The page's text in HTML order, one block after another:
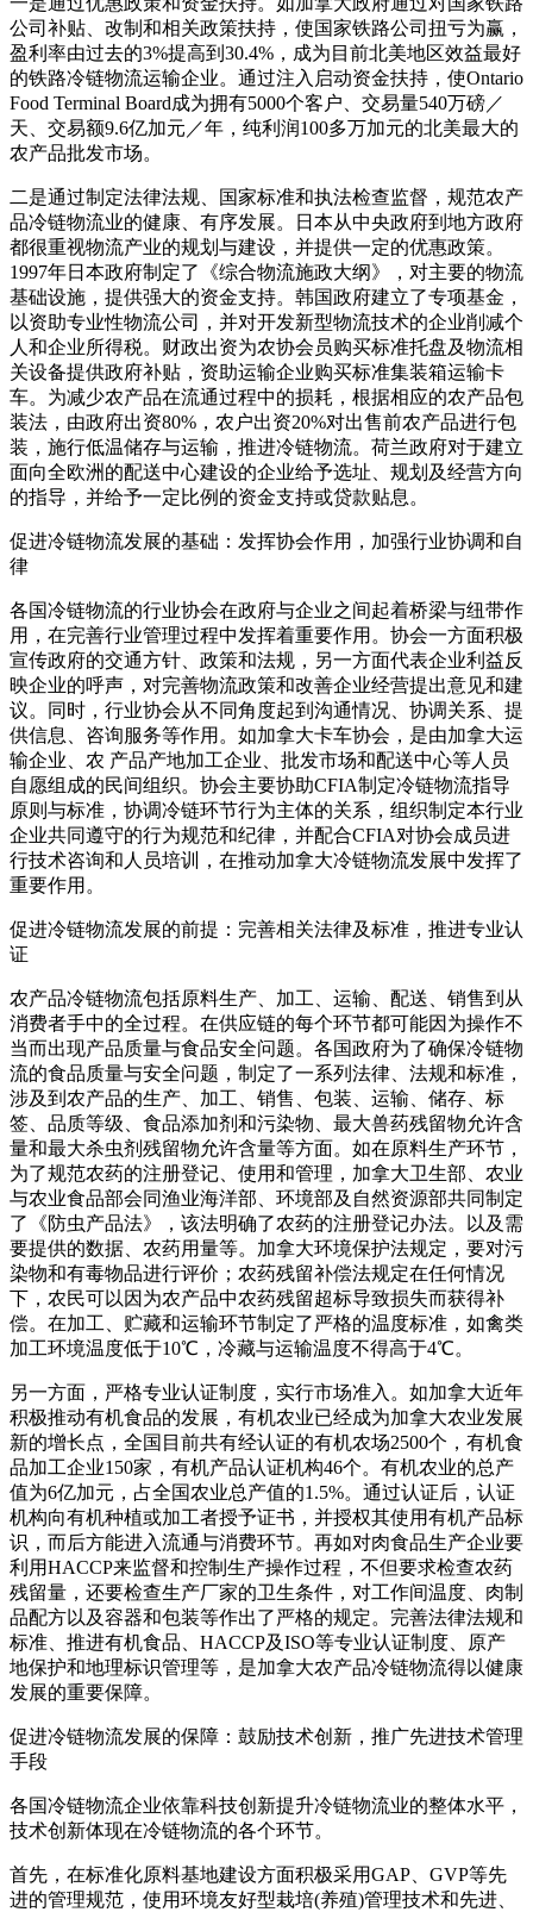
公司补贴、改制和相关政策扶持，使国家铁路公司扭亏为赢，
盈利率由过去的3%提高到30.4%，成为目前北美地区效益最好
的铁路冷链物流运输企业。通过注入启动资金扶持，使Ontario
Food Terminal Board成为拥有5000个客户、交易量540万磅／
天、交易额9.6亿加元／年，纯利润100多万加元的北美最大的
农产品批发市场。
二是通过制定法律法规、国家标准和执法检查监督，规范农产
品冷链物流业的健康、有序发展。日本从中央政府到地方政府
都很重视物流产业的规划与建设，并提供一定的优惠政策。
1997年日本政府制定了《综合物流施政大纲》，对主要的物流
基础设施，提供强大的资金支持。韩国政府建立了专项基金，
以资助专业性物流公司，并对开发新型物流技术的企业削减个
人和企业所得税。财政出资为农协会员购买标准托盘及物流相
关设备提供政府补贴，资助运输企业购买标准集装箱运输卡
车。为减少农产品在流通过程中的损耗，根据相应的农产品包
装法，由政府出资80%，农户出资20%对出售前农产品进行包
装，施行低温储存与运输，推进冷链物流。荷兰政府对于建立
面向全欧洲的配送中心建设的企业给予选址、规划及经营方向
的指导，并给予一定比例的资金支持或贷款贴息。
促进冷链物流发展的基础：发挥协会作用，加强行业协调和自
律
各国冷链物流的行业协会在政府与企业之间起着桥梁与纽带作
用，在完善行业管理过程中发挥着重要作用。协会一方面积极
宣传政府的交通方针、政策和法规，另一方面代表企业利益反
映企业的呼声，对完善物流政策和改善企业经营提出意见和建
议。同时，行业协会从不同角度起到沟通情况、协调关系、提
供信息、咨询服务等作用。如加拿大卡车协会，是由加拿大运
输企业、农 产品产地加工企业、批发市场和配送中心等人员
自愿组成的民间组织。协会主要协助CFIA制定冷链物流指导
原则与标准，协调冷链环节行为主体的关系，组织制定本行业
企业共同遵守的行为规范和纪律，并配合CFIA对协会成员进
行技术咨询和人员培训，在推动加拿大冷链物流发展中发挥了
重要作用。
促进冷链物流发展的前提：完善相关法律及标准，推进专业认
证
农产品冷链物流包括原料生产、加工、运输、配送、销售到从
消费者手中的全过程。在供应链的每个环节都可能因为操作不
当而出现产品质量与食品安全问题。各国政府为了确保冷链物
流的食品质量与安全问题，制定了一系列法律、法规和标准，
涉及到农产品的生产、加工、销售、包装、运输、储存、标
签、品质等级、食品添加剂和污染物、最大兽药残留物允许含
量和最大杀虫剂残留物允许含量等方面。如在原料生产环节，
为了规范农药的注册登记、使用和管理，加拿大卫生部、农业
与农业食品部会同渔业海洋部、环境部及自然资源部共同制定
了《防虫产品法》，该法明确了农药的注册登记办法。以及需
要提供的数据、农药用量等。加拿大环境保护法规定，要对污
染物和有毒物品进行评价；农药残留补偿法规定在任何情况
下，农民可以因为农产品中农药残留超标导致损失而获得补
偿。在加工、贮藏和运输环节制定了严格的温度标准，如禽类
加工环境温度低于10℃，冷藏与运输温度不得高于4℃。
另一方面，严格专业认证制度，实行市场准入。如加拿大近年
积极推动有机食品的发展，有机农业已经成为加拿大农业发展
新的增长点，全国目前共有经认证的有机农场2500个，有机食
品加工企业150家，有机产品认证机构46个。有机农业的总产
值为6亿加元，占全国农业总产值的1.5%。通过认证后，认证
机构向有机种植或加工者授予证书，并授权其使用有机产品标
识，而后方能进入流通与消费环节。再如对肉食品生产企业要
利用HACCP来监督和控制生产操作过程，不但要求检查农药
残留量，还要检查生产厂家的卫生条件，对工作间温度、肉制
品配方以及容器和包装等作出了严格的规定。完善法律法规和
标准、推进有机食品、HACCP及ISO等专业认证制度、原产
地保护和地理标识管理等，是加拿大农产品冷链物流得以健康
发展的重要保障。
促进冷链物流发展的保障：鼓励技术创新，推广先进技术管理
手段
各国冷链物流企业依靠科技创新提升冷链物流业的整体水平，
技术创新体现在冷链物流的各个环节。
首先，在标准化原料基地建设方面积极采用GAP、GVP等先
进的管理规范，使用环境友好型栽培(养殖)管理技术和先进、